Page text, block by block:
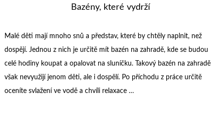
Bazény, které vydrží
Malé děti mají mnoho snů a představ, které by chtěly naplnit, než
dospějí. Jednou z nich je určitě mít bazén na zahradě, kde se budou
celé hodiny koupat a opalovat na sluníčku. Takový bazén na zahradě
však nevyužijí jenom děti, ale i dospělí. Po příchodu z práce určitě
oceníte svlažení ve vodě a chvíli relaxace …